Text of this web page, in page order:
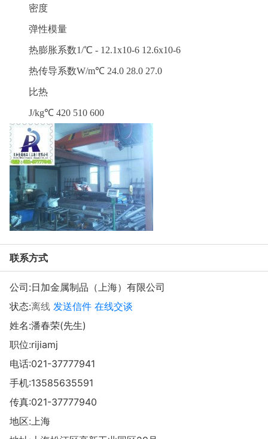
密度
弹性模量
热膨胀系数1/℃ - 12.1x10-6 12.6x10-6
热传导系数W/m℃ 24.0 28.0 27.0
比热
J/kg℃ 420 510 600
联系方式
公司:日加金属制品（上海）有限公司
状态:离线 发送信件 在线交谈
姓名:潘春荣(先生)
职位:rijiamj
电话:021-37777941
手机:13585635591
传真:021-37777940
地区:上海